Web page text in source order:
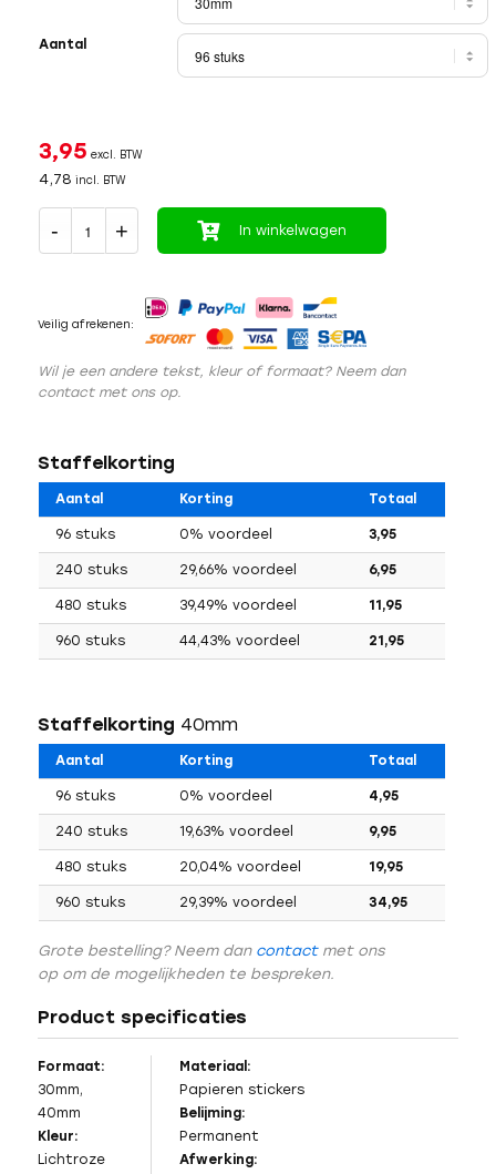
Aantal
3,95 excl. BTW
4,78 incl. BTW
In winkelwagen
Veilig afrekenen:
Wil je een andere tekst, kleur of formaat? Neem dan
contact met ons op.
Staffelkorting
Aantal Korting Totaal
96 stuks 0% voordeel 3,95
240 stuks 29,66% voordeel 6,95
480 stuks 39,49% voordeel 11,95
960 stuks 44,43% voordeel 21,95
Staffelkorting 40mm
Aantal Korting Totaal
96 stuks 0% voordeel 4,95
240 stuks 19,63% voordeel 9,95
480 stuks 20,04% voordeel 19,95
960 stuks 29,39% voordeel 34,95
Grote bestelling? Neem dan contactmet ons
op om de mogelijkheden te bespreken.
Product specificaties
Formaat:
30mm,
40mm
Kleur:
Lichtroze
Materiaal:
Papieren stickers
Belijming:
Permanent
Afwerking: